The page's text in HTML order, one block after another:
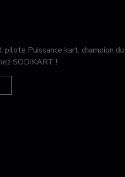
pilote Puissance kart, champion
SODIKART !